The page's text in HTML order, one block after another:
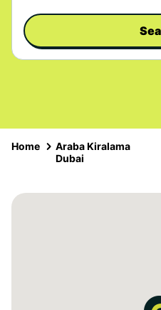
Home
Araba Kiralama
Dubai